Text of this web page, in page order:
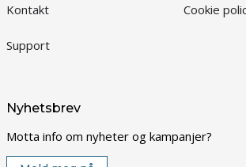
Kontakt
Support
Cookie
Nyhetsbrev
Motta info om nyheter og kampanjer?